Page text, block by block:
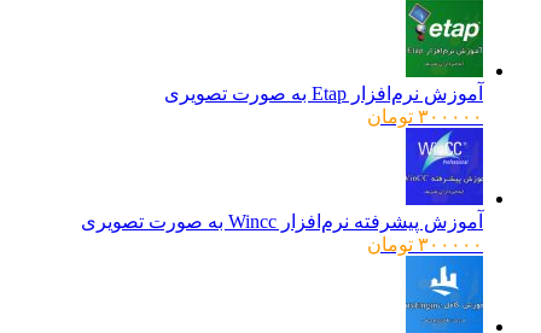
آموزش نرم‌افزار Etap به صورت تصویری
۳۰۰۰۰۰ تومان
آموزش پیشرفته نرم‌افزار Wincc به صورت تصویری
۳۰۰۰۰۰ تومان